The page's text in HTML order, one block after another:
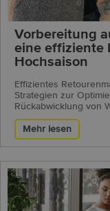
Vorbereitung
eine effiziente
Hochsaison
Effizientes
Strategien zur
Rückabwicklung von
Mehr lesen